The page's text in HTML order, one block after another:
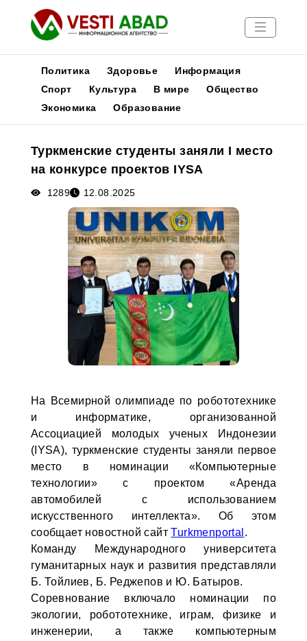
Новости
Медиа
Афиша
Политика Здоровье
Информация
Спорт
Культура В мире
Общество
Экономика
Образование
Туркменские студенты заняли I место
на конкурсе проектов IYSA
1289 12.08.2025
На Всемирной олимпиаде по робототехнике
и информатике, организованной
Ассоциацией молодых ученых Индонезии
(IYSA), туркменские студенты заняли первое
место в номинации «Компьютерные
технологии» с проектом «Аренда
автомобилей с использованием
искусственного интеллекта». Об этом
сообщает новостной сайтTurkmenportal .
Команду Международного университета
гуманитарных наук и развития представляли
Б. Тойлиев, Б. Реджепов и Ю. Батыров.
Соревнование включало номинации по
экологии, робототехнике, играм, физике и
инженерии, а также компьютерным